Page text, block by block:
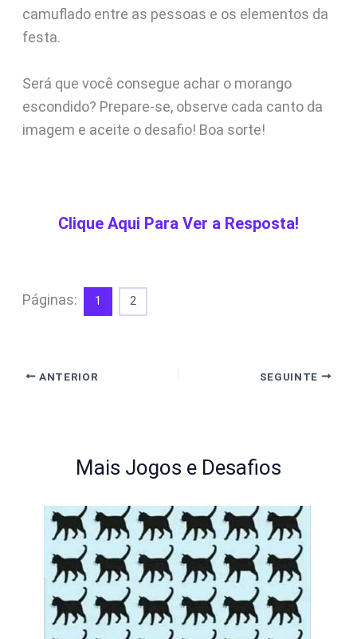
camuflado entre as pessoas e os elementos da
festa.
Será que você consegue achar o morango
escondido? Prepare-se, observe cada canto da
imagem e aceite o desafio! Boa sorte!
Clique Aqui Para Ver a Resposta!
Páginas: 1 2
ANTERIOR SEGUINTE
Mais Jogos e Desafios